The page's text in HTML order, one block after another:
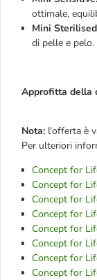
ottimale,
Mini
di pelle e pelo.
Approfitta della
Nota: l'offerta è
Per ulteriori
Concept for
Concept for
Concept for
Concept for
Concept for
Concept for
Concept for
Concept for